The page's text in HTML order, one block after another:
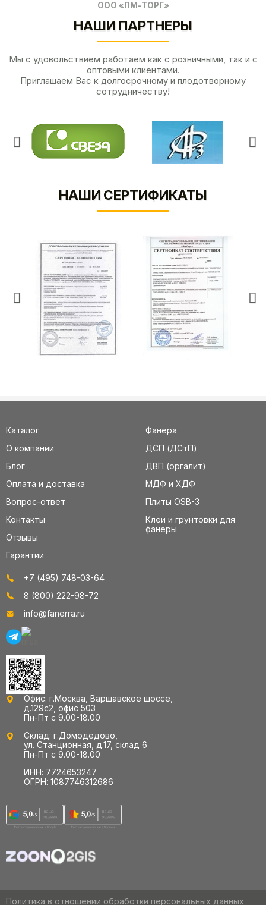
ООО «ПМ-ТОРГ»
НАШИ ПАРТНЕРЫ
Мы с удовольствием работаем как с розничными, так и с
оптовыми клиентами.
Приглашаем Вас к долгосрочному и плодотворному
сотрудничеству!
НАШИ СЕРТИФИКАТЫ
Каталог
О компании
Блог
Оплата и доставка
Вопрос-ответ
Контакты
Отзывы
Гарантии
Фанера
ДСП (ДСтП)
ДВП (оргалит)
МДФ и ХДФ
Плиты OSB-3
Клеи и грунтовки для
фанеры
+7 (495) 748-03-64
8 (800) 222-98-72
info@fanerra.ru
Офис: г.Москва, Варшавское шоссе,
д.129с2, офис 503
Пн-Пт с 9.00-18.00
Склад: г.Домодедово,
ул. Станционная, д.17, склад 6
Пн-Пт с 9.00-18.00
ИНН: 7724653247
ОГРН: 1087746312686
Политика в отношении обработки персональных данных